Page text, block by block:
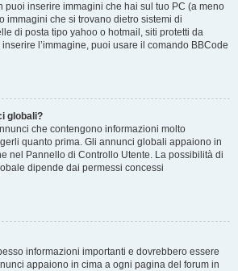
puoi inserire immagini che hai sul tuo PC (a meno
immagini che si trovano dietro sistemi di
di posta tipo yahoo o hotmail, siti protetti da
l’immagine, puoi usare il comando BBCode
globali?
che contengono informazioni molto
quanto prima. Gli annunci globali appaiono in
nel Pannello di Controllo Utente. La possibilità di
dipende dai permessi concessi
informazioni importanti e dovrebbero essere
appaiono in cima a ogni pagina del forum in